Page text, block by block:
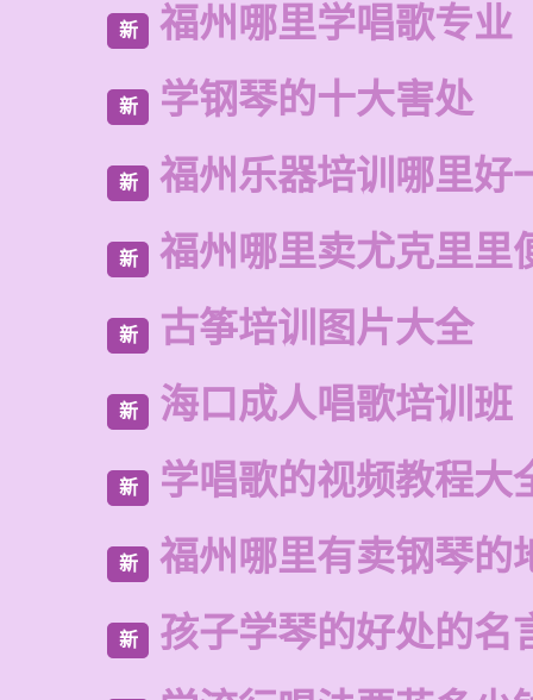
新 福州哪里学唱歌专业
新 学钢琴的十大害处
新 福州乐器培训哪里好
新 福州哪里卖尤克里里
新 古筝培训图片大全
新 海口成人唱歌培训班
新 学唱歌的视频教程大
新 福州哪里有卖钢琴的
新 孩子学琴的好处的名